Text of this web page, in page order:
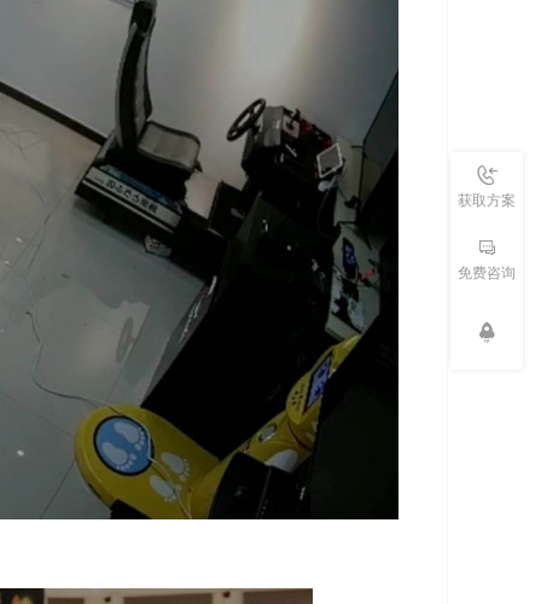
获取方案
免费咨询